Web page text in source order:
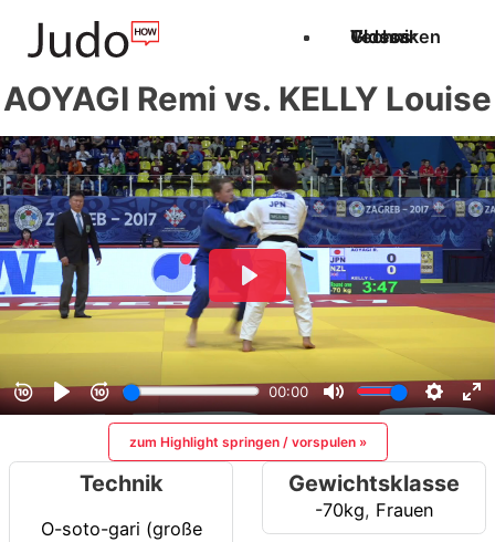
Techniken
Videos
Glossar
AOYAGI Remi vs. KELLY Louise
zum Highlight springen / vorspulen »
Technik
O-soto-gari (große
Gewichtsklasse
-70kg, Frauen